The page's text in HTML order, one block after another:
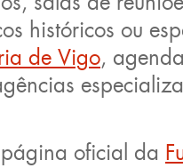
históricos ou
de Vigo,
oficial da